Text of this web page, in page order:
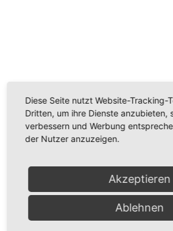
Videoinhalte einzubetten. Dieser
zu Ihren Aktivitäten sammeln. Bitte
durch und stimmen Sie der
um dieses Video
Mehr Informationen
Akzeptieren
Diese Seite nutzt Website-Tracking-
Dritten, um ihre Dienste anzubieten,
verbessern und Werbung
der Nutzer anzuzeigen.
Akzeptieren
Ablehnen